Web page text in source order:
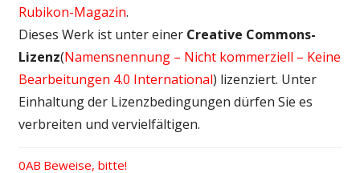
Rubikon-Magazin.
Dieses Werk ist unter einer Creative Commons-
Lizenz(Namensnennung – Nicht kommerziell – Keine
Bearbeitungen 4.0 International) lizenziert. Unter
Einhaltung der Lizenzbedingungen dürfen Sie es
verbreiten und vervielfältigen.
Vorheriger
Beweise, bitte!